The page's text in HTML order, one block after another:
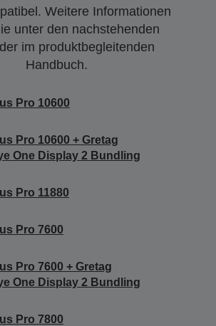
Weitere Informationen
unter den nachstehenden
im produktbegleitenden
Handbuch.
Pro 10600
Pro 10600 + Gretag
One Display 2 Bundling
Pro 11880
Pro 7600
Pro 7600 + Gretag
One Display 2 Bundling
Pro 7800